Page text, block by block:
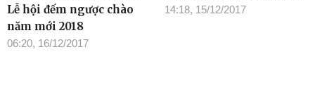
Lễ hội đếm ngược chào
năm mới 2018
06:20, 16/12/2017
14:18, 15/12/2017